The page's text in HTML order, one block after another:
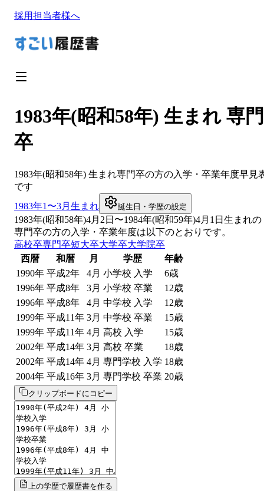
採用担当者様へ
1983年(昭和58年) 生まれ 専門
卒
1983年(昭和58年) 生まれ専門卒の方の入学・卒業年度早見
です
1983年1〜3月生まれ 誕生日・学歴の設定
1983年(昭和58年)4月 2 日〜1984年(昭和59年)4月1日生まれの
専門卒の方の入学・卒業年度は以下のとおりです。
高校卒専門卒短大卒大学卒大学院卒
西暦
和暦 月 学歴
年齢
1990年 平成2年 4月 小学校 入学 6歳
1996年 平成8年 3月 小学校 卒業 12歳
1996年 平成8年 4月 中学校 入学 12歳
1999年 平成11年 3月 中学校 卒業 15歳
1999年 平成11年 4月 高校 入学 15歳
2002年 平成14年 3月 高校 卒業 18歳
2002年 平成14年 4月 専門学校 入学 18歳
2004年 平成16年 3月 専門学校 卒業 20歳
クリップボードにコピー
上の学歴で履歴書を作る